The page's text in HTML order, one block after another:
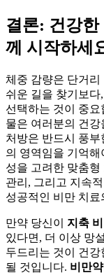
결론: 건강
께 시작하세
체중 감량은 단거
쉬운 길을 찾기보
선택하는 것이 중
물은 여러분의 건
처방은 반드시 풍
의 영역임을 기억
성을 고려한 맞춤
관리, 그리고 지속
성공적인 비만 치
만약 당신이 지축
있다면, 더 이상 망
두드리는 것이 건강
될 것입니다. 비만